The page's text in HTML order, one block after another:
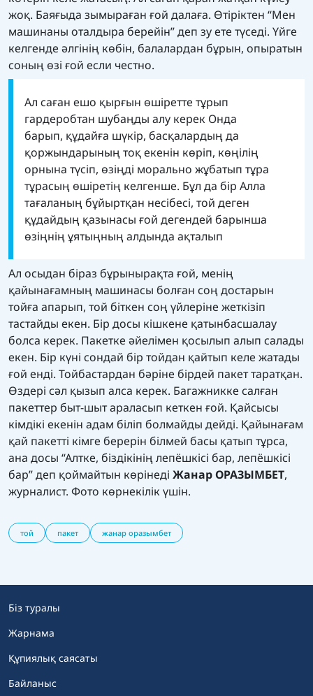
жоқ. Баяғыда зымыраған ғой далаға. Өтіріктен “Мен
машинаны оталдыра берейін” деп зу ете түседі. Үйге
келгенде әлгінің көбін, балалардан бұрын, опыратын
соның өзі ғой если честно.
Ал саған ешо қырғын өшіретте тұрып
гардеробтан шубаңды алу керек Онда
барып, құдайға шүкір, басқалардың да
қоржындарының тоқ екенін көріп, көңілің
орнына түсіп, өзіңді морально жұбатып тұра
тұрасың өшіретің келгенше. Бұл да бір Алла
тағаланың бұйыртқан несібесі, той деген
құдайдың қазынасы ғой дегендей барынша
өзіңнің ұятыңның алдында ақталып
Ал осыдан біраз бұрынырақта ғой, менің
қайынағамның машинасы болған соң достарын
тойға апарып, той біткен соң үйлеріне жеткізіп
тастайды екен. Бір досы кішкене қатынбасшалау
болса керек. Пакетке әйелімен қосылып алып салады
екен. Бір күні сондай бір тойдан қайтып келе жатады
ғой енді. Тойбастардан бәріне бірдей пакет таратқан.
Өздері сәл қызып алса керек. Багажникке салған
пакеттер быт-шыт араласып кеткен ғой. Қайсысы
кімдікі екенін адам біліп болмайды дейді. Қайынағам
қай пакетті кімге берерін білмей басы қатып тұрса,
ана досы “Алтке, біздікінің лепёшкісі бар, лепёшкісі
бар” деп қоймайтын көрінеді Жанар ОРАЗЫМБЕТ,
журналист. Фото көрнекілік үшін.
той пакет жанар оразымбет
Біз туралы
Жарнама
Құпиялық саясаты
Байланыс